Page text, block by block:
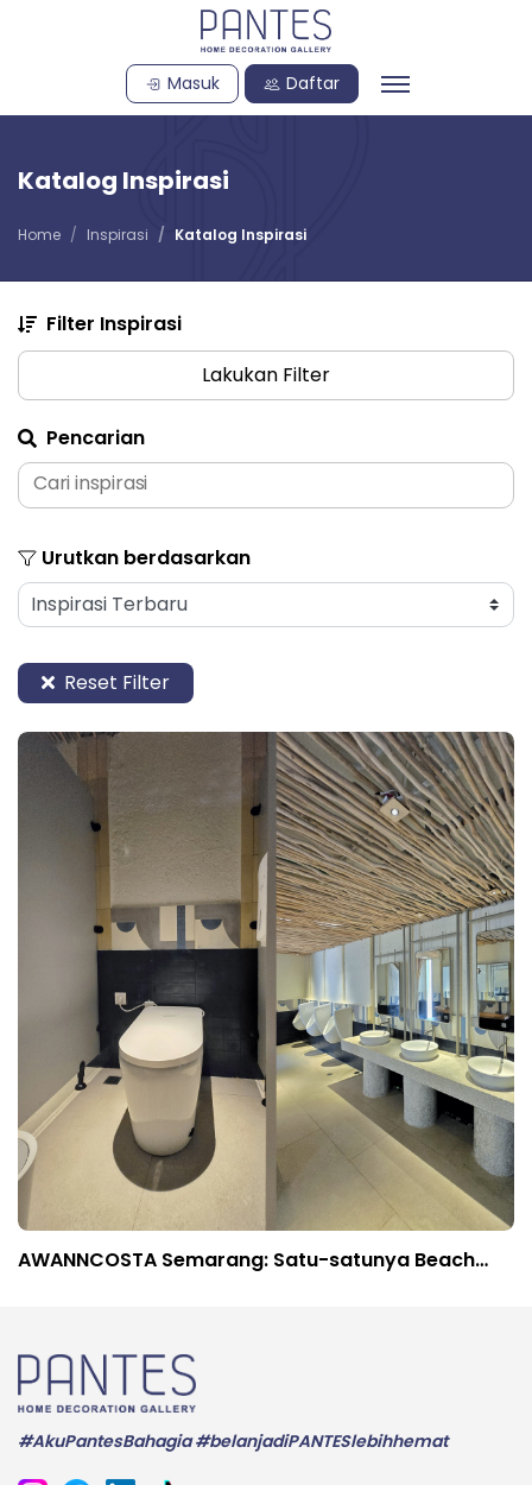
Masuk Daftar
Katalog Inspirasi
Home Inspirasi Katalog Inspirasi
Filter Inspirasi
Lakukan Filter
Pencarian
Urutkan berdasarkan
Reset Filter
AWANNCOSTA Semarang: Satu-satunya Beach
#AkuPantesBahagia #belanjadiPANTESlebihhemat